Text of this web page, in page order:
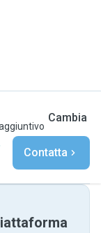
Cambia
Contatta